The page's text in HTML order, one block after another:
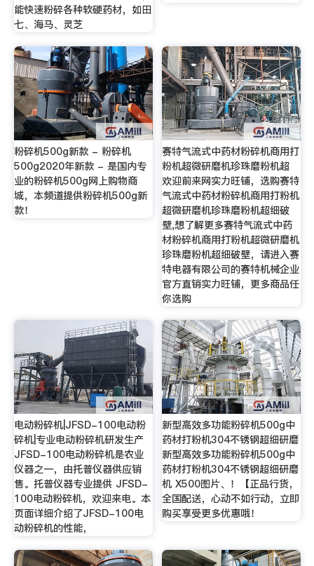
能快速粉碎各种软硬药材，如田
七、海马、灵芝
粉碎机500g新款 - 粉碎机
500g2020年新款 - 是国内专
业的粉碎机500g网上购物商
城，本频道提供粉碎机500g新
款！
赛特气流式中药材粉碎机商用打
粉机超微研磨机珍珠磨粉机超
欢迎前来网实力旺铺，选购赛特
气流式中药材粉碎机商用打粉机
超微研磨机珍珠磨粉机超细破
壁,想了解更多赛特气流式中药
材粉碎机商用打粉机超微研磨机
珍珠磨粉机超细破壁，请进入赛
特电器有限公司的赛特机械企业
官方直销实力旺铺，更多商品任
你选购
电动粉碎机|JFSD-100电动粉
碎机|专业电动粉碎机研发生产
JFSD-100电动粉碎机是农业
仪器之一，由托普仪器供应销
售。托普仪器专业提供 JFSD-
100电动粉碎机，欢迎来电。本
页面详细介绍了JFSD-100电
动粉碎机的性能，
新型高效多功能粉碎机500g中
药材打粉机304不锈钢超细研磨
新型高效多功能粉碎机500g中
药材打粉机304不锈钢超细研磨
机 X500图片、！【正品行货，
全国配送，心动不如行动，立即
购买享受更多优惠哦！